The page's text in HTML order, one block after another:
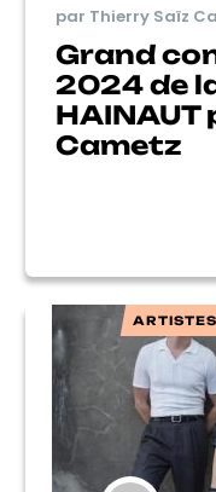
par Thierry Saïz
Grand
2024 de
HAINAUT
Cametz
ARTISTES